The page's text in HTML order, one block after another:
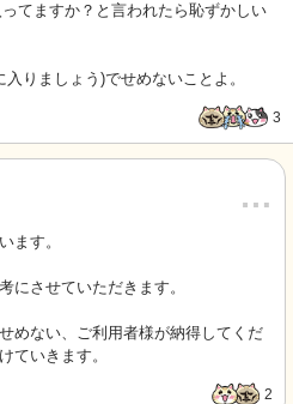
てますか？と言われたら恥ずかしい
りましょう)でせめないことよ。
3
…
ます。
にさせていただきます。
めない、ご利用者様が納得してくだ
ていきます。
2